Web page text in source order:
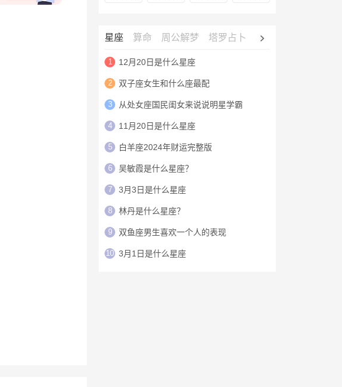
星座 算命 周公解梦 塔罗占卜 心理测试
1 12月20日是什么星座
2 双子座女生和什么座最配
3 从处女座国民闺女来说说明星学霸
4 11月20日是什么星座
5 白羊座2024年财运完整版
6 吴敏霞是什么星座？
7 3月3日是什么星座
8 林丹是什么星座？
9 双鱼座男生喜欢一个人的表现
10 3月1日是什么星座